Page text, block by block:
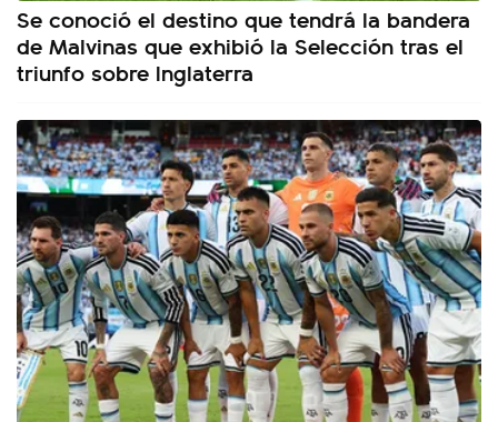
Se conoció el destino que tendrá la bandera
de Malvinas que exhibió la Selección tras el
triunfo sobre Inglaterra